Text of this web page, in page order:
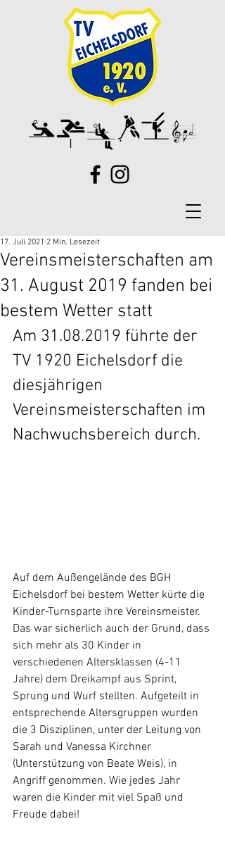
Vereinsmeisterschaften am
31. August 2019 fanden bei
bestem Wetter statt
17. Juli 2021 2 Min. Lesezeit
Am 31.08.2019 führte der
TV 1920 Eichelsdorf die
diesjährigen
Vereinsmeisterschaften im
Nachwuchsbereich durch.
Auf dem Außengelände des BGH
Eichelsdorf bei bestem Wetter kürte die
Kinder-Turnsparte ihre Vereinsmeister.
Das war sicherlich auch der Grund, dass
sich mehr als 30 Kinder in
verschiedenen Altersklassen (4-11
Jahre) dem Dreikampf aus Sprint,
Sprung und Wurf stellten. Aufgeteilt in
entsprechende Altersgruppen wurden
die 3 Disziplinen, unter der Leitung von
Sarah und Vanessa Kirchner
(Unterstützung von Beate Weis), in
Angriff genommen. Wie jedes Jahr
waren die Kinder mit viel Spaß und
Freude dabei!